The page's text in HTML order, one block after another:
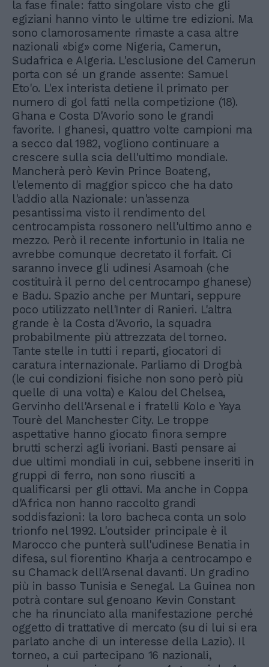
la fase finale: fatto singolare visto che gli
egiziani hanno vinto le ultime tre edizioni. Ma
sono clamorosamente rimaste a casa altre
nazionali «big» come Nigeria, Camerun,
Sudafrica e Algeria. L'esclusione del Camerun
porta con sé un grande assente: Samuel
Eto'o. L'ex interista detiene il primato per
numero di gol fatti nella competizione (18).
Ghana e Costa D'Avorio sono le grandi
favorite. I ghanesi, quattro volte campioni ma
a secco dal 1982, vogliono continuare a
crescere sulla scia dell'ultimo mondiale.
Mancherà però Kevin Prince Boateng,
l'elemento di maggior spicco che ha dato
l'addio alla Nazionale: un'assenza
pesantissima visto il rendimento del
centrocampista rossonero nell'ultimo anno e
mezzo. Però il recente infortunio in Italia ne
avrebbe comunque decretato il forfait. Ci
saranno invece gli udinesi Asamoah (che
costituirà il perno del centrocampo ghanese)
e Badu. Spazio anche per Muntari, seppure
poco utilizzato nell'Inter di Ranieri. L'altra
grande è la Costa d'Avorio, la squadra
probabilmente più attrezzata del torneo.
Tante stelle in tutti i reparti, giocatori di
caratura internazionale. Parliamo di Drogbà
(le cui condizioni fisiche non sono però più
quelle di una volta) e Kalou del Chelsea,
Gervinho dell'Arsenal e i fratelli Kolo e Yaya
Tourè del Manchester City. Le troppe
aspettative hanno giocato finora sempre
brutti scherzi agli ivoriani. Basti pensare ai
due ultimi mondiali in cui, sebbene inseriti in
gruppi di ferro, non sono riusciti a
qualificarsi per gli ottavi. Ma anche in Coppa
d'Africa non hanno raccolto grandi
soddisfazioni: la loro bacheca conta un solo
trionfo nel 1992. L'outsider principale è il
Marocco che punterà sull'udinese Benatia in
difesa, sul fiorentino Kharja a centrocampo e
su Chamack dell'Arsenal davanti. Un gradino
più in basso Tunisia e Senegal. La Guinea non
potrà contare sul genoano Kevin Constant
che ha rinunciato alla manifestazione perché
oggetto di trattative di mercato (su di lui si era
parlato anche di un interesse della Lazio). Il
torneo, a cui partecipano 16 nazionali,